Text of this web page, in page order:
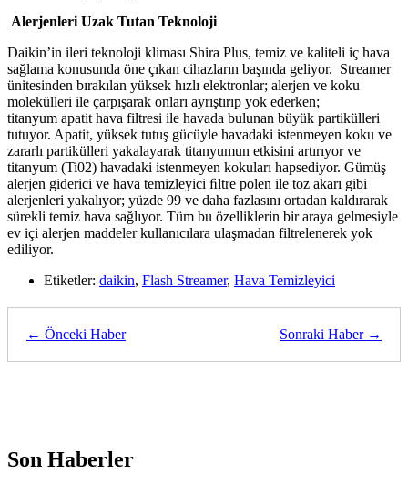
Alerjenleri Uzak Tutan Teknoloji
Daikin’in ileri teknoloji kliması Shira Plus, temiz ve kaliteli iç hava
sağlama konusunda öne çıkan cihazların başında geliyor. Streamer
ünitesinden bırakılan yüksek hızlı elektronlar; alerjen ve koku
molekülleri ile çarpışarak onları ayrıştırıp yok ederken;
titanyum apatit hava filtresi ile havada bulunan büyük partikülleri
tutuyor. Apatit, yüksek tutuş gücüyle havadaki istenmeyen koku ve
zararlı partikülleri yakalayarak titanyumun etkisini artırıyor ve
titanyum (Ti02) havadaki istenmeyen kokuları hapsediyor. Gümüş
alerjen giderici ve hava temizleyici ﬁltre polen ile toz akarı gibi
alerjenleri yakalıyor; yüzde 99 ve daha fazlasını ortadan kaldırarak
sürekli temiz hava sağlıyor. Tüm bu özelliklerin bir araya gelmesiyle
ev içi alerjen maddeler kullanıcılara ulaşmadan filtrelenerek yok
ediliyor.
Etiketler: daikin, Flash Streamer, Hava Temizleyici
← Önceki Haber Sonraki Haber →
Son Haberler